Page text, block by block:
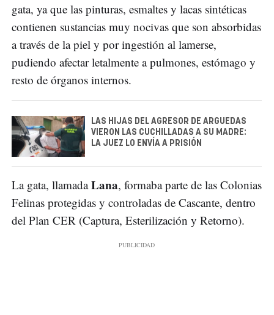
gata, ya que las pinturas, esmaltes y lacas sintéticas
contienen sustancias muy nocivas que son absorbidas
a través de la piel y por ingestión al lamerse,
pudiendo afectar letalmente a pulmones, estómago y
resto de órganos internos.
LAS HIJAS DEL AGRESOR DE ARGUEDAS
VIERON LAS CUCHILLADAS A SU MADRE:
LA JUEZ LO ENVÍA A PRISIÓN
La gata, llamadaLana, formaba parte de las Colonias
Felinas protegidas y controladas de Cascante, dentro
del Plan CER (Captura, Esterilización y Retorno).